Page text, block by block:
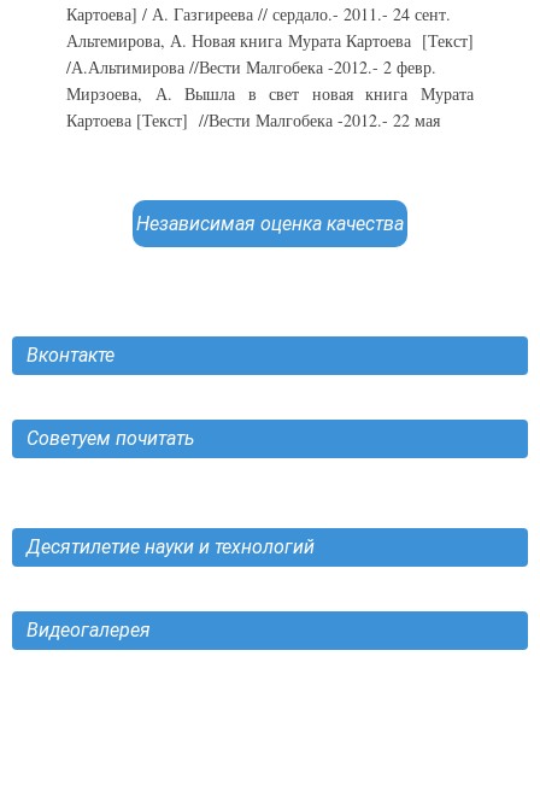
Картоева] / А. Газгиреева // сердало.- 2011.- 24 сент.
Альтемирова, А. Новая книга Мурата Картоева [Текст]
/А.Альтимирова //Вести Малгобека -2012.- 2 февр.
Мирзоева, А. Вышла в свет новая книга Мурата
Картоева [Текст] //Вести Малгобека -2012.- 22 мая
Независимая оценка качества
Вконтакте
Советуем почитать
Десятилетие науки и технологий
Видеогалерея